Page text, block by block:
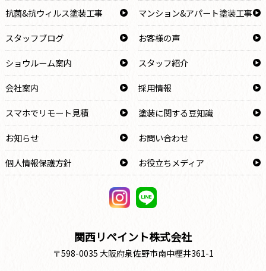
抗菌&抗ウィルス塗装工事
マンション&アパート塗装工事
スタッフブログ
お客様の声
ショウルーム案内
スタッフ紹介
会社案内
採用情報
スマホでリモート見積
塗装に関する豆知識
お知らせ
お問い合わせ
個人情報保護方針
お役立ちメディア
関西リペイント株式会社
〒598-0035 大阪府泉佐野市南中樫井361-1